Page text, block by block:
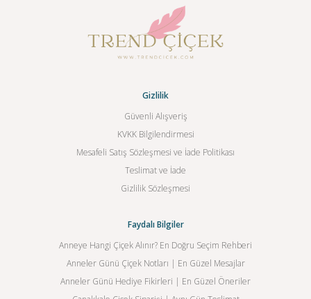
Gizlilik
Güvenli Alışveriş
KVKK Bilgilendirmesi
Mesafeli Satış Sözleşmesi ve İade Politikası
Teslimat ve İade
Gizlilik Sözleşmesi
Faydalı Bilgiler
Anneye Hangi Çiçek Alınır? En Doğru Seçim Rehberi
Anneler Günü Çiçek Notları | En Güzel Mesajlar
Anneler Günü Hediye Fikirleri | En Güzel Öneriler